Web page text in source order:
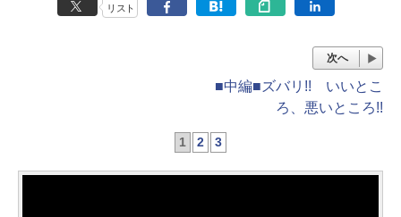
リスト
次へ
■中編■ズバリ!! いいとこ
ろ、悪いところ!!
1 2 3